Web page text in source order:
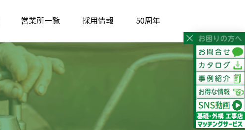
営業所一覧 採用情報 50周年